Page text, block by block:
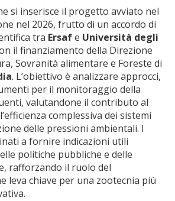
si inserisce il progetto avviato nel
nel 2026, frutto di un accordo di
tra Ersafe Università degli
il finanziamento della Direzione
Sovranità alimentare e Foreste di
. L’obiettivo è analizzare approcci,
per il monitoraggio della
valutandone il contributo al
complessiva dei sistemi
delle pressioni ambientali. I
a fornire indicazioni utili
politiche pubbliche e delle
rafforzando il ruolo del
leva chiave per una zootecnia più